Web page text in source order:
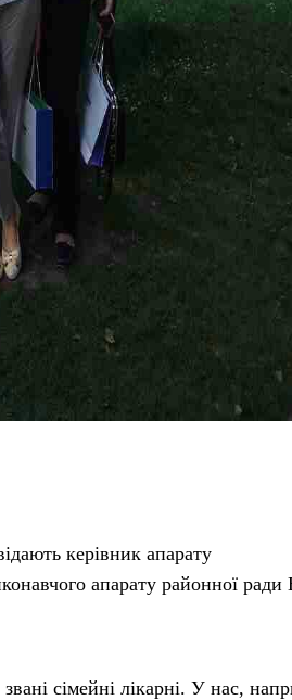
керівник апарату
апарату районної ради
сімейні лікарні. У нас,